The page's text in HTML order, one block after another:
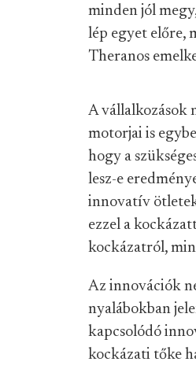
minden jól
lép egyet előre,
Theranos
A vállalkozások
motorjai is
hogy a
lesz-e
innovatív
ezzel a
kockázatról,
Az innovációk
nyalábokban
kapcsolódó
kockázati tőke